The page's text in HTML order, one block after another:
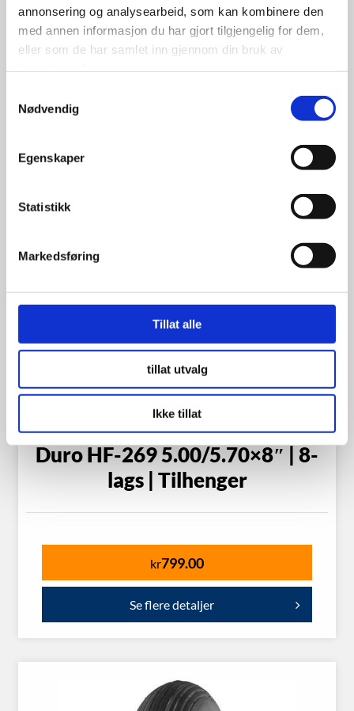
annonsering og analysearbeid, som kan kombinere den
med annen informasjon du har gjort tilgjengelig for dem,
eller som de har samlet inn gjennom din bruk av
Nødvendig
Egenskaper
Statistikk
Markedsføring
Tillat alle
tillat utvalg
Ikke tillat
kr3,998.00
Duro HF-269 5.00/5.70×8″ | 8-
lags | Tilhenger
kr799.00
Se flere detaljer